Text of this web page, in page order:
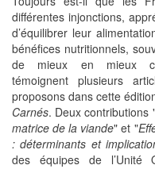
différentes injonctions,
d’équilibrer leur
bénéfices nutritionnels,
de mieux en mieux
témoignent plusieurs
proposons dans cette
Carnés. Deux contributions
matrice de la viande" et "
: déterminants et
des équipes de l’Unité